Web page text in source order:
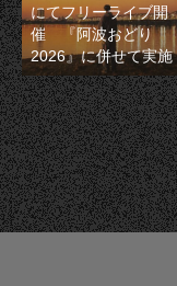
にてフリーライブ開
催 『阿波おどり
2026』に併せて実施